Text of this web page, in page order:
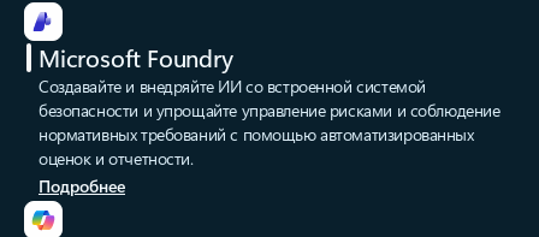
Microsoft Foundry
Создавайте и внедряйте ИИ со встроенной системой
безопасности и упрощайте управление рисками и соблюдение
нормативных требований с помощью автоматизированных
оценок и отчетности.
Подробнее